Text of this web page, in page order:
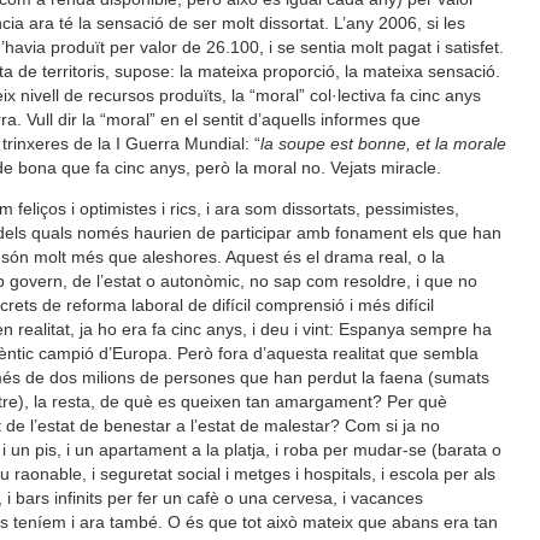
ara té la sensació de ser molt dissortat. L’any 2006, si les
produït per valor de 26.100, i se sentia molt pagat i satisfet.
de territoris, supose: la mateixa proporció, la mateixa sensació.
nivell de recursos produïts, la “moral” col·lectiva fa cinc anys
Vull dir la “moral” en el sentit d’aquells informes que
de la I Guerra Mundial: “la soupe est bonne, et la morale
bona que fa cinc anys, però la moral no. Vejats miracle.
feliços i optimistes i rics, i ara som dissortats, pessimistes,
quals només haurien de participar amb fonament els que han
molt més que aleshores. Aquest és el drama real, o la
govern, de l’estat o autonòmic, no sap com resoldre, i que no
de reforma laboral de difícil comprensió i més difícil
realitat, ja ho era fa cinc anys, i deu i vint: Espanya sempre ha
campió d’Europa. Però fora d’aquesta realitat que sembla
de dos milions de persones que han perdut la faena (sumats
la resta, de què es queixen tan amargament? Per què
l’estat de benestar a l’estat de malestar? Com si ja no
un pis, i un apartament a la platja, i roba per mudar-se (barata o
raonable, i seguretat social i metges i hospitals, i escola per als
bars infinits per fer un cafè o una cervesa, i vacances
teníem i ara també. O és que tot això mateix que abans era tan